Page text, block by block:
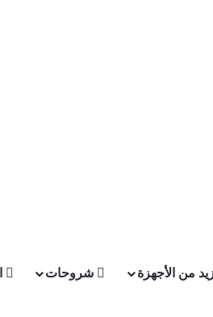
من الأجهزة شروحات